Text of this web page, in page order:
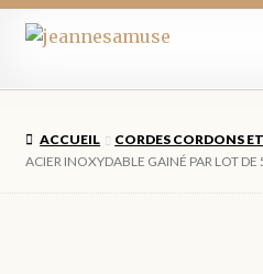
Aller
la
Aller
contenu
BOUTIQUE
ACCUEIL CORDES CORDONS
ACIER INOXYDABLE GAINÉ PAR LOT